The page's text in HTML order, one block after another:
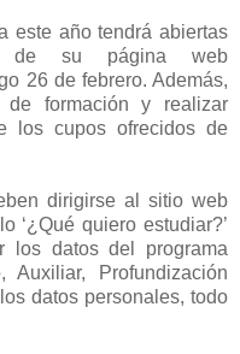
este año tendrá abiertas
de su página web​
26 de febrero. Además,
formación y realizar
los cupos ofrecidos de
dirigirse al sitio web
‘¿Qué quiero estudiar?’
los datos del programa
Auxiliar, Profundización
datos personales, todo